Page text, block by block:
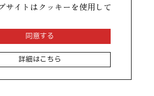
サイトはクッキーを使用して
同意する
詳細はこちら